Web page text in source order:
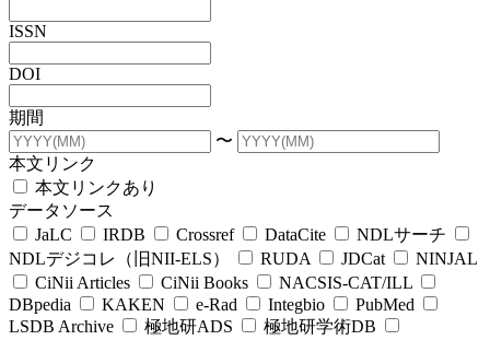
ISSN
DOI
期間
〜
本文リンク
本文リンクあり
データソース
JaLC
IRDB Crossref DataCite
NDLサーチ
NDLデジコレ（旧NII-ELS）
RUDA JDCat
NINJAL
CiNii Articles
CiNii Books
NACSIS-CAT/ILL
DBpedia
KAKEN e-Rad Integbio
PubMed
LSDB Archive
極地研ADS
極地研学術DB